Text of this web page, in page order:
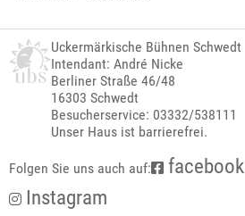
Uckermärkische Bühnen Schwedt
Intendant: André Nicke
Berliner Straße 46/48
16303 Schwedt
Besucherservice: 03332/538111
Unser Haus ist barrierefrei.
Folgen Sie uns auch auf: facebook
Instagram